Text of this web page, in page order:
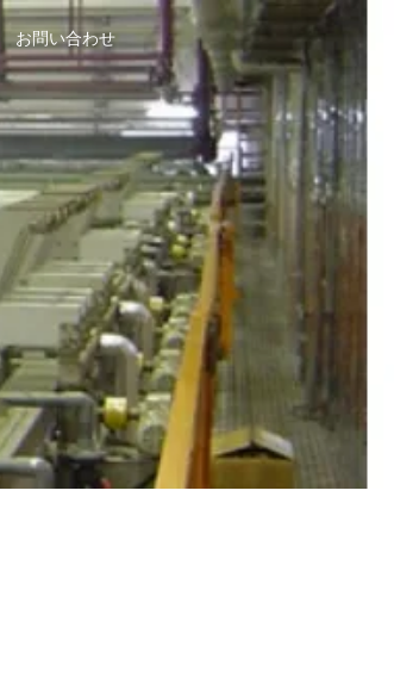
お問い合わせ